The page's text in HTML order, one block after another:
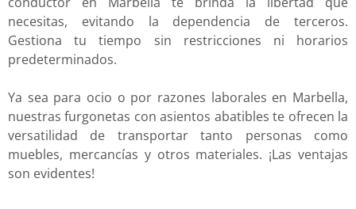
necesitas, evitando la dependencia de terceros.
Gestiona tu tiempo sin restricciones ni horarios
predeterminados.
Ya sea para ocio o por razones laborales en Marbella,
nuestras furgonetas con asientos abatibles te ofrecen la
versatilidad de transportar tanto personas como
muebles, mercancías y otros materiales. ¡Las ventajas
son evidentes!